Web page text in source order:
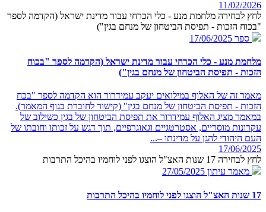
11/02/2026
לחץ לבחירה מלחמת מנע - כלי הכרחי עבור מדינת ישראל (הקדמה לספר
"בכוח הזכות - תפיסת הביטחון של מנחם בגין")
ספר 17/06/2025
מלחמת מנע - כלי הכרחי עבור מדינת ישראל (הקדמה לספר "בכוח
הזכות - תפיסת הביטחון של מנחם בגין")
מאמר זה של האלוף במילואים יעקב עמידרור הוא הקדמה לספר "בכח
הזכות - תפיסת הביטחון של מנחם בגין" (קישור לחוברת בגוף המאמר).
במאמר מציג האלוף עמידרור את תפיסת הביטחון של בגין כשילוב של
עקרונות מוסריים, אסטרטגיים וגאוגרפיים, תוך דגש על זכותו וחובתו של
העם היהודי להגן על מדינתו –...
17/06/2025
לחץ לבחירה 17 שנות האצ"ל הוצגו לפני לוחמיו בהיכל התרבות
מאמר עיתון 27/05/2025
17 שנות האצ"ל הוצגו לפני לוחמיו בהיכל התרבות